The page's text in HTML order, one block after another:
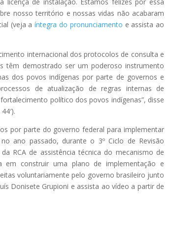
nosso território e nossas vidas não acabaram
(veja aíntegra do pronunciamento e assista ao
internacional dos protocolos de consulta e
têm demostrado ser um poderoso instrumento
dos povos indígenas por parte de governos e
de atualização de regras internas de
político dos povos indígenas”, disse
por parte do governo federal para implementar
ano passado, durante o 3º Ciclo de Revisão
RCA de assistência técnica do mecanismo de
em construir uma plano de implementação e
voluntariamente pelo governo brasileiro junto
Donisete Grupioni e assista ao vídeo a partir de